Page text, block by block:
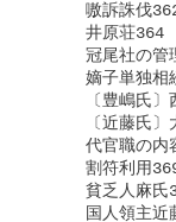
嗷訴誅伐
井原荘364
冠尾社の管
嫡子単独相
〔豊嶋氏〕西
〔近藤氏〕大
代官職の内
割符利用
貧乏人麻氏
国人領主近